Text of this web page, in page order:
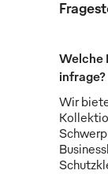
Welche
infrage?
Wir